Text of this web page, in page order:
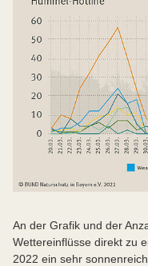
An der Grafik und der
Wettereinflüsse direkt zu
2022 ein sehr